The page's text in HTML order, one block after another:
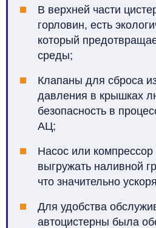
В верхней части
горловин, есть
который
среды;
Клапаны для сброса
давления в крышках
безопасность в
АЦ;
Насос или
выгружать наливной
что значительно
Для удобства
автоцистерны была